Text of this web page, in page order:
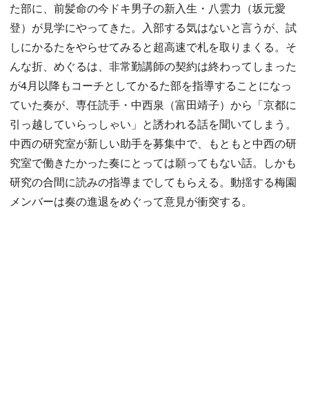
た部に、前髪命の今ドキ男子の新入生・八雲力（坂元愛
登）が見学にやってきた。入部する気はないと言うが、試
しにかるたをやらせてみると超高速で札を取りまくる。そ
んな折、めぐるは、非常勤講師の契約は終わってしまった
が4月以降もコーチとしてかるた部を指導することになっ
ていた奏が、専任読手・中西泉（富田靖子）から「京都に
引っ越していらっしゃい」と誘われる話を聞いてしまう。
中西の研究室が新しい助手を募集中で、もともと中西の研
究室で働きたかった奏にとっては願ってもない話。しかも
研究の合間に読みの指導までしてもらえる。動揺する梅園
メンバーは奏の進退をめぐって意見が衝突する。